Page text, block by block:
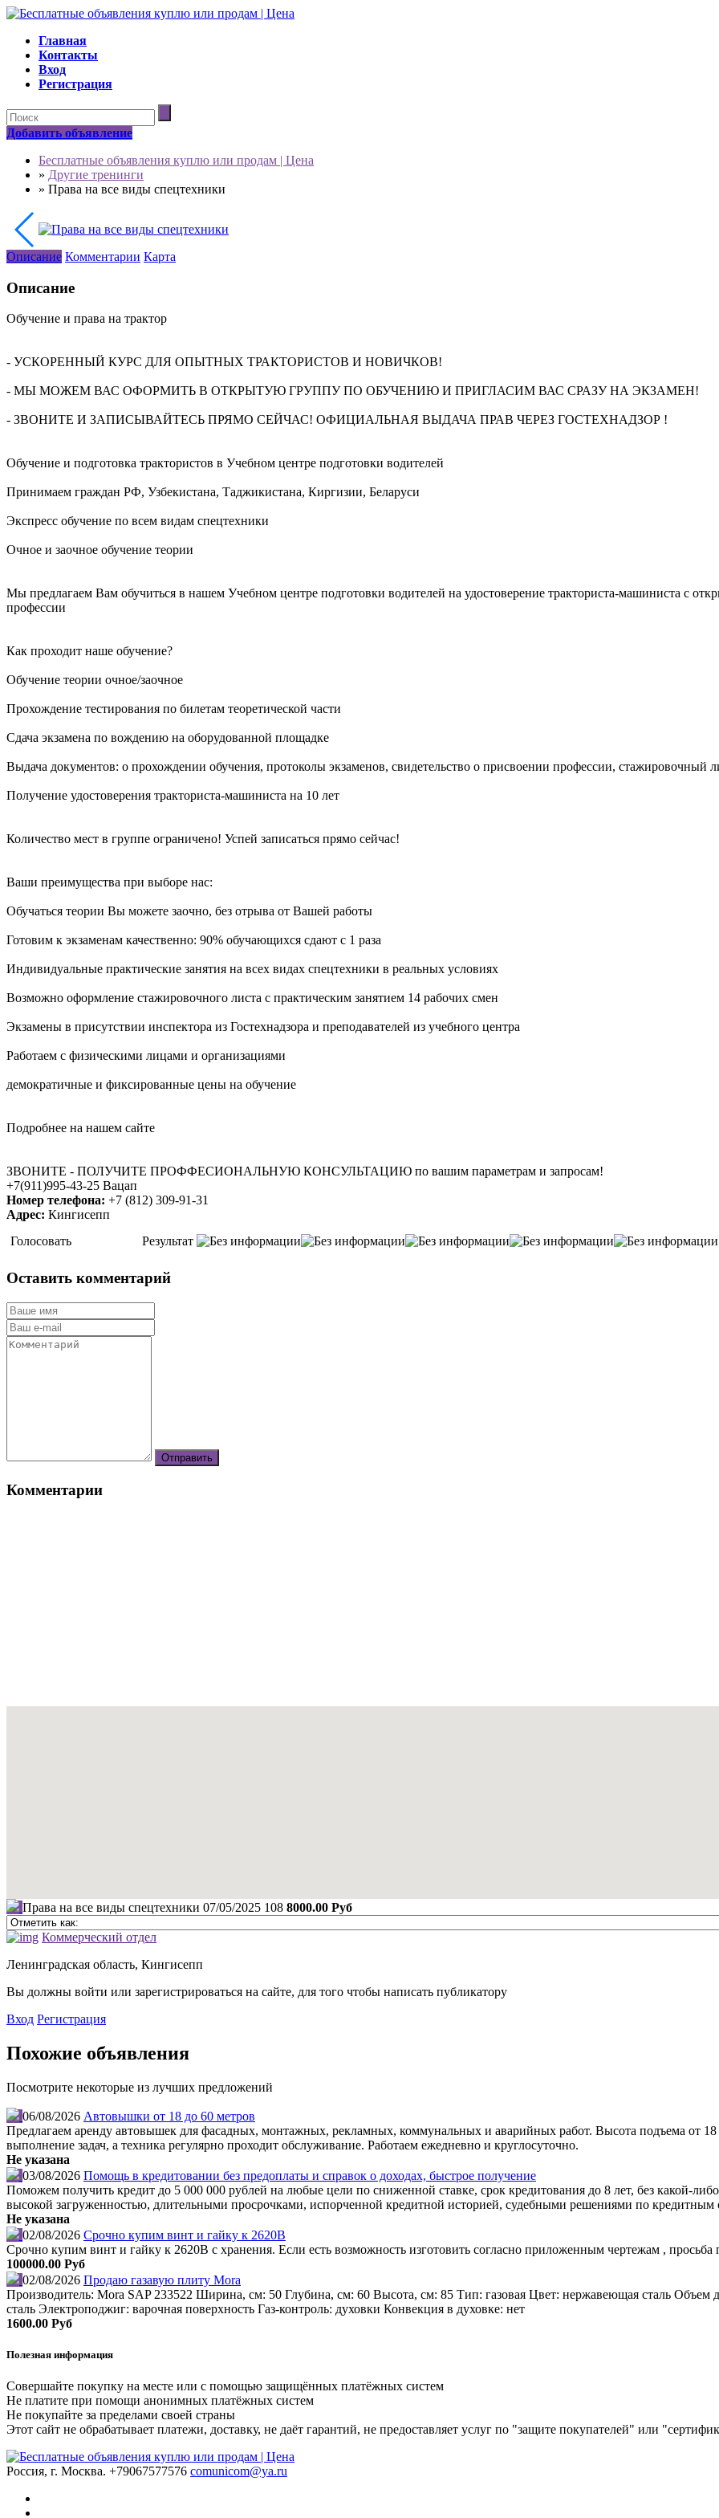
Главная
Контакты
Вход
Регистрация
Добавить объявление
Бесплатные объявления куплю или продам | Цена
» Другие тренинги
» Права на все виды спецтехники
Описание Комментарии Карта
Описание
Обучение и права на трактор
- УСКОРЕННЫЙ КУРС ДЛЯ ОПЫТНЫХ ТРАКТОРИСТОВ И НОВИЧКОВ!
- МЫ МОЖЕМ ВАС ОФОРМИТЬ В ОТКРЫТУЮ ГРУППУ ПО ОБУЧЕНИЮ И ПРИГЛАСИМ ВАС СРАЗУ НА ЭКЗАМЕН!
- ЗВОНИТЕ И ЗАПИСЫВАЙТЕСЬ ПРЯМО СЕЙЧАС! ОФИЦИАЛЬНАЯ ВЫДАЧА ПРАВ ЧЕРЕЗ ГОСТЕХНАДЗОР !
Обучение и подготовка трактористов в Учебном центре подготовки водителей
Принимаем граждан РФ, Узбекистана, Таджикистана, Киргизии, Беларуси
Экспресс обучение по всем видам спецтехники
Очное и заочное обучение теории
Мы предлагаем Вам обучиться в нашем Учебном центре подготовки водителей на удостоверение тракториста-машиниста с
профессии
Как проходит наше обучение?
Обучение теории очное/заочное
Прохождение тестирования по билетам теоретической части
Сдача экзамена по вождению на оборудованной площадке
Выдача документов: о прохождении обучения, протоколы экзаменов, свидетельство о присвоении профессии, стажировочный
Получение удостоверения тракториста-машиниста на 10 лет
Количество мест в группе ограничено! Успей записаться прямо сейчас!
Ваши преимущества при выборе нас:
Обучаться теории Вы можете заочно, без отрыва от Вашей работы
Готовим к экзаменам качественно: 90% обучающихся сдают с 1 раза
Индивидуальные практические занятия на всех видах спецтехники в реальных условиях
Возможно оформление стажировочного листа с практическим занятием 14 рабочих смен
Экзамены в присутствии инспектора из Гостехнадзора и преподавателей из учебного центра
Работаем с физическими лицами и организациями
демократичные и фиксированные цены на обучение
Подробнее на нашем сайте
ЗВОНИТЕ - ПОЛУЧИТЕ ПРОФФЕСИОНАЛЬНУЮ КОНСУЛЬТАЦИЮ по вашим параметрам и запросам!
+7(911)995-43-25 Вацап
Номер телефона: +7 (812) 309-91-31
Адрес: Кингисепп
Голосовать
Результат
Оставить комментарий
Комментарии
Права на все виды спецтехники 07/05/2025 108 8000.00 Руб
Коммерческий отдел
Ленинградская область, Кингисепп
Вы должны войти или зарегистрироваться на сайте, для того чтобы написать публикатору
Вход Регистрация
Похожие объявления
Посмотрите некоторые из лучших предложений
06/08/2026 Автовышки от 18 до 60 метров
Предлагаем аренду автовышек для фасадных, монтажных, рекламных, коммунальных и аварийных работ. Высота подъема от
выполнение задач, а техника регулярно проходит обслуживание. Работаем ежедневно и круглосуточно.
Не указана
03/08/2026 Помощь в кредитовании без предоплаты и справок о доходах, быстрое получение
Поможем получить кредит до 5 000 000 рублей на любые цели по сниженной ставке, срок кредитования до 8 лет, без какой-
высокой загруженностью, длительными просрочками, испорченной кредитной историей, судебными решениями по кредитным
Не указана
02/08/2026 Срочно купим винт и гайку к 2620В
Срочно купим винт и гайку к 2620В с хранения. Если есть возможность изготовить согласно приложенным чертежам ,
100000.00 Руб
02/08/2026 Продаю газавую плиту Mora
Производитель: Mora SAP 233522 Ширина, см: 50 Глубина, см: 60 Высота, см: 85 Тип: газовая Цвет: нержавеющая сталь Объем
сталь Электроподжиг: варочная поверхность Газ-контроль: духовки Конвекция в духовке: нет
1600.00 Руб
Полезная информация
Совершайте покупку на месте или с помощью защищённых платёжных систем
Не платите при помощи анонимных платёжных систем
Не покупайте за пределами своей страны
Этот сайт не обрабатывает платежи, доставку, не даёт гарантий, не предоставляет услуг по "защите покупателей" или
Россия, г. Москва. +79067577576 comunicom@ya.ru